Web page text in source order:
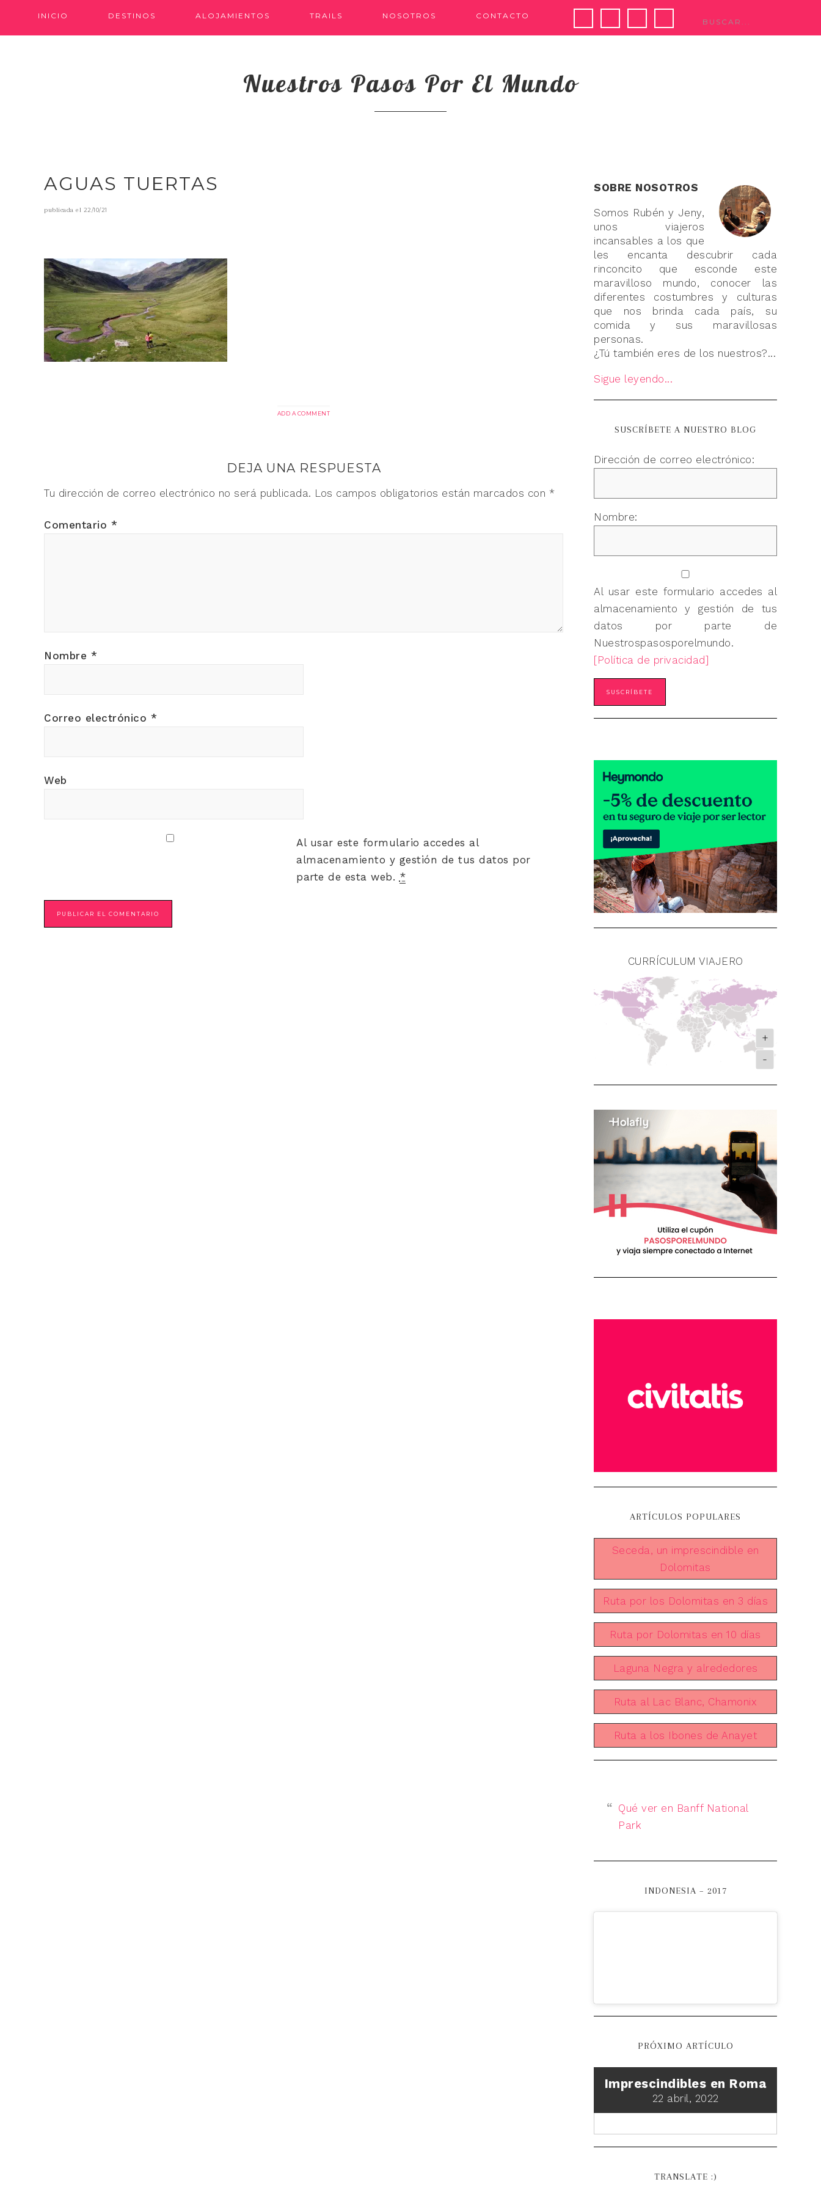
INICIO DESTINOS ALOJAMIENTOS TRAILS NOSOTROS CONTACTO
Nuestros Pasos Por El Mundo
AGUAS TUERTAS
publicada el 22/10/21
ADD A COMMENT
DEJA UNA RESPUESTA
Tu dirección de correo electrónico no será publicada. Los campos obligatorios están marcados con *
Comentario *
Nombre *
Correo electrónico *
Web
Al usar este formulario accedes al
almacenamiento y gestión de tus datos por
parte de esta web. *
SOBRE NOSOTROS
Somos Rubén y Jeny,
unos viajeros
incansables a los que
les encanta descubrir cada
rinconcito que esconde este
maravilloso mundo, conocer las
diferentes costumbres y culturas
que nos brinda cada país, su
comida y sus maravillosas
personas.
¿Tú también eres de los nuestros?...
Sigue leyendo...
SUSCRÍBETE A NUESTRO BLOG
Dirección de correo electrónico:
Nombre:
Al usar este formulario accedes al
almacenamiento y gestión de tus
datos por parte de
Nuestrospasosporelmundo.
[Política de privacidad]
CURRÍCULUM VIAJERO
+
-
ARTÍCULOS POPULARES
Seceda, un imprescindible en
Dolomitas
Ruta por los Dolomitas en 3 días
Ruta por Dolomitas en 10 días
Laguna Negra y alrededores
Ruta al Lac Blanc, Chamonix
Ruta a los Ibones de Anayet
Qué ver en Banff National
Park
INDONESIA – 2017
PRÓXIMO ARTÍCULO
Imprescindibles en Roma
22 abril, 2022
TRANSLATE :)